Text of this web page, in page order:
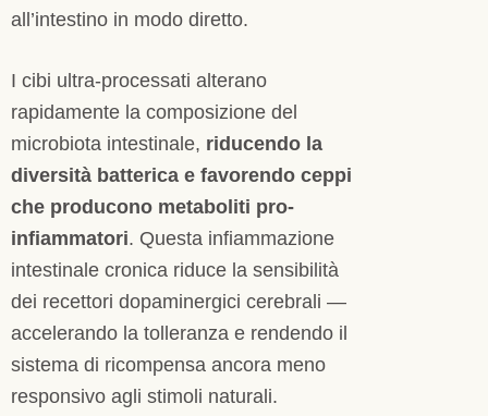
all’intestino in modo diretto.
I cibi ultra-processati alterano
rapidamente la composizione del
microbiota intestinale, riducendo la
diversità batterica e favorendo ceppi
che producono metaboliti pro-
infiammatori. Questa infiammazione
intestinale cronica riduce la sensibilità
dei recettori dopaminergici cerebrali —
accelerando la tolleranza e rendendo il
sistema di ricompensa ancora meno
responsivo agli stimoli naturali.